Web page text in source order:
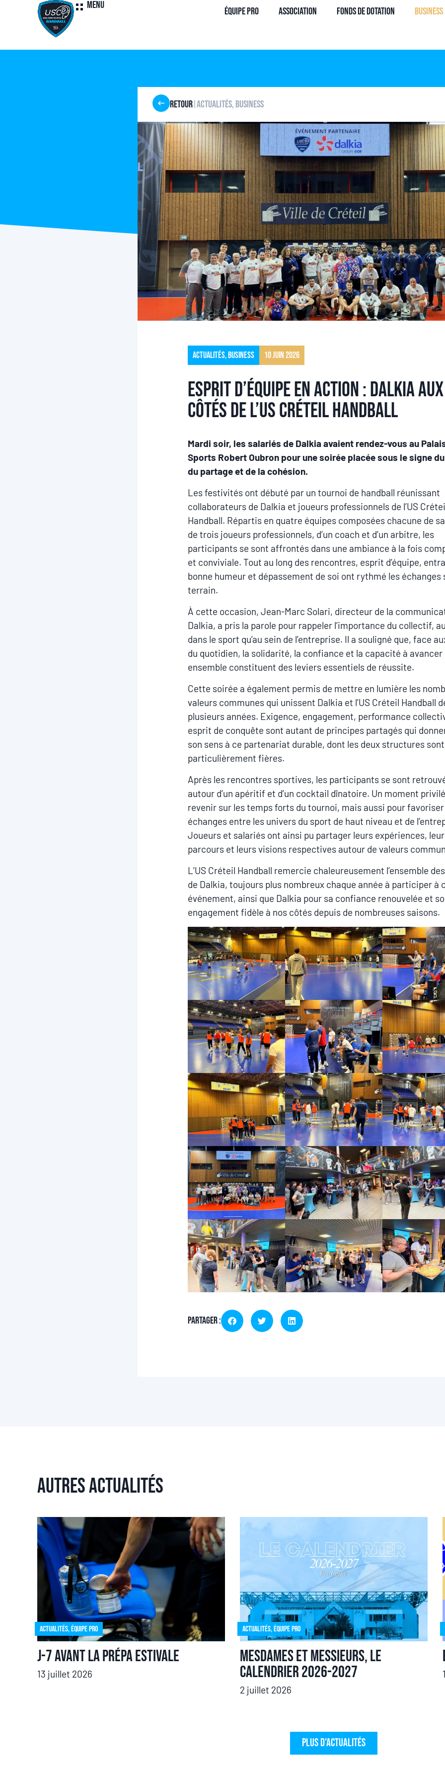
Menu
Équipe Pro Association Fonds de dotation Business
Retour Actualités, Business
Actualités, Business 10 juin 2026
Esprit d’équipe en action : Dalkia aux
côtés de l’US Créteil Handball
Mardi soir, les salariés de Dalkia avaient rendez-vous au
Sports Robert Oubron pour une soirée placée sous le signe
du partage et de la cohésion.
Les festivités ont débuté par un tournoi de handball réunissant
collaborateurs de Dalkia et joueurs professionnels de l’US
Handball. Répartis en quatre équipes composées chacune de
de trois joueurs professionnels, d’un coach et d’un arbitre, les
participants se sont affrontés dans une ambiance à la fois
et conviviale. Tout au long des rencontres, esprit d’équipe,
bonne humeur et dépassement de soi ont rythmé les échanges
terrain.
À cette occasion, Jean-Marc Solari, directeur de la
Dalkia, a pris la parole pour rappeler l’importance du collectif,
dans le sport qu’au sein de l’entreprise. Il a souligné que, face
du quotidien, la solidarité, la confiance et la capacité à avancer
ensemble constituent des leviers essentiels de réussite.
Cette soirée a également permis de mettre en lumière les
valeurs communes qui unissent Dalkia et l’US Créteil Handball
plusieurs années. Exigence, engagement, performance
esprit de conquête sont autant de principes partagés qui
son sens à ce partenariat durable, dont les deux structures sont
particulièrement fières.
Après les rencontres sportives, les participants se sont
autour d’un apéritif et d’un cocktail dînatoire. Un moment
revenir sur les temps forts du tournoi, mais aussi pour
échanges entre les univers du sport de haut niveau et de
Joueurs et salariés ont ainsi pu partager leurs expériences,
parcours et leurs visions respectives autour de valeurs
L’US Créteil Handball remercie chaleureusement l’ensemble
de Dalkia, toujours plus nombreux chaque année à participer à
événement, ainsi que Dalkia pour sa confiance renouvelée et
engagement fidèle à nos côtés depuis de nombreuses saisons.
Partager :
Autres actualités
Actualités,Équipe pro
J-7 avant la prépa estivale
13 juillet 2026
Actualités,Équipe pro
Mesdames et messieurs, le
calendrier 2026-2027
2 juillet 2026
Plus d'actualités